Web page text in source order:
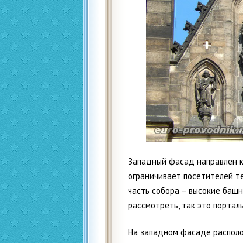
Западный фасад направлен
ограничивает посетителей
часть собора – высокие
рассмотреть, так это
На западном фасаде